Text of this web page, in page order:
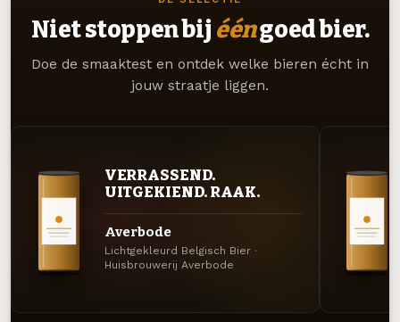
Niet stoppen bij ééngoed bier.
Doe de smaaktest en ontdek welke bieren écht in
jouw straatje liggen.
VERRASSEND.
UITGEKIEND. RAAK.
Averbode
Lichtgekleurd Belgisch Bier ·
Huisbrouwerij Averbode